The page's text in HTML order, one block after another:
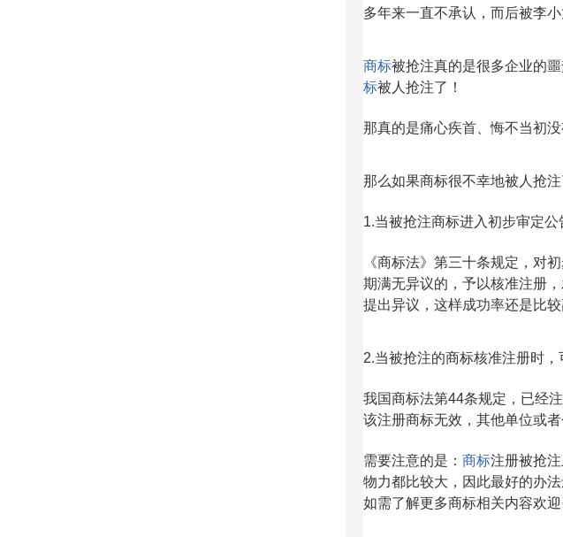
多年来一直不承认，而后被李
商标被抢注真的是很多企业的
标被人抢注了！
那真的是痛心疾首、悔不当初
那么如果商标很不幸地被人抢
1.当被抢注商标进入初步审定公
《商标法》第三十条规定，对
期满无异议的，予以核准注册
提出异议，这样成功率还是比较
2.当被抢注的商标核准注册时
我国商标法第44条规定，已经
该注册商标无效，其他单位或
需要注意的是： 商标注册被抢
物力都比较大，因此最好的办
如需了解更多商标相关内容欢